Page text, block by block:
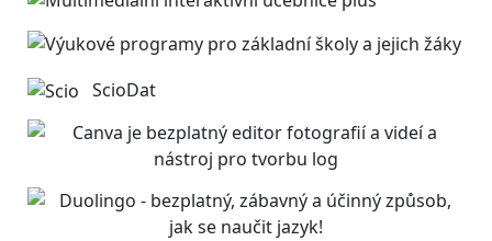
ScioDat